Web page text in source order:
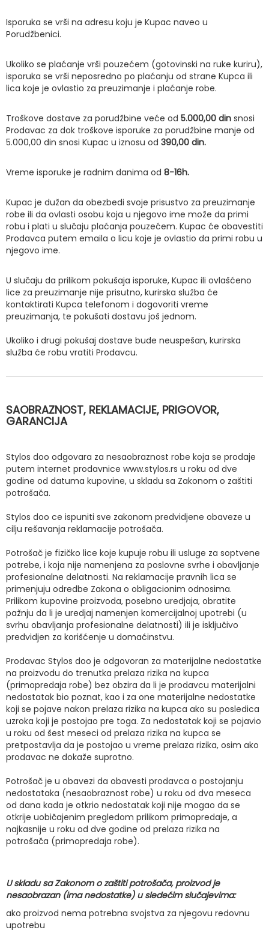
Isporuka se vrši na adresu koju je Kupac naveo u
Porudžbenici.
Ukoliko se plaćanje vrši pouzećem (gotovinski na ruke kuriru),
isporuka se vrši neposredno po plaćanju od strane Kupca ili
lica koje je ovlastio za preuzimanje i plaćanje robe.
Troškove dostave za porudžbine veće od 5.000,00 din snosi
Prodavac za dok troškove isporuke za porudžbine manje od
5.000,00 din snosi Kupac u iznosu od 390,00 din.
Vreme isporuke je radnim danima od 8-16h.
Kupac je dužan da obezbedi svoje prisustvo za preuzimanje
robe ili da ovlasti osobu koja u njegovo ime može da primi
robu i plati u slučaju plaćanja pouzećem. Kupac će obavestiti
Prodavca putem emaila o licu koje je ovlastio da primi robu u
njegovo ime.
U slučaju da prilikom pokušaja isporuke, Kupac ili ovlašćeno
lice za preuzimanje nije prisutno, kurirska služba će
kontaktirati Kupca telefonom i dogovoriti vreme
preuzimanja, te pokušati dostavu još jednom.
Ukoliko i drugi pokušaj dostave bude neuspešan, kurirska
služba će robu vratiti Prodavcu.
SAOBRAZNOST, REKLAMACIJE, PRIGOVOR,
GARANCIJA
Stylos doo odgovara za nesaobraznost robe koja se prodaje
putem internet prodavnice www.stylos.rs u roku od dve
godine od datuma kupovine, u skladu sa Zakonom o zaštiti
potrošača.
Stylos doo ce ispuniti sve zakonom predvidjene obaveze u
cilju rešavanja reklamacije potrošača.
Potrošač je fizičko lice koje kupuje robu ili usluge za soptvene
potrebe, i koja nije namenjena za poslovne svrhe i obavljanje
profesionalne delatnosti. Na reklamacije pravnih lica se
primenjuju odredbe Zakona o obligacionim odnosima.
Prilikom kupovine proizvoda, posebno uredjaja, obratite
pažnju da li je uredjaj namenjen komercijalnoj upotrebi (u
svrhu obavljanja profesionalne delatnosti) ili je isključivo
predvidjen za korišćenje u domaćinstvu.
Prodavac Stylos doo je odgovoran za materijalne nedostatke
na proizvodu do trenutka prelaza rizika na kupca
(primopredaja robe) bez obzira da li je prodavcu materijalni
nedostatak bio poznat, kao i za one materijalne nedostatke
koji se pojave nakon prelaza rizika na kupca ako su posledica
uzroka koji je postojao pre toga. Za nedostatak koji se pojavio
u roku od šest meseci od prelaza rizika na kupca se
pretpostavlja da je postojao u vreme prelaza rizika, osim ako
prodavac ne dokaže suprotno.
Potrošač je u obavezi da obavesti prodavca o postojanju
nedostataka (nesaobraznost robe) u roku od dva meseca
od dana kada je otkrio nedostatak koji nije mogao da se
otkrije uobičajenim pregledom prilikom primopredaje, a
najkasnije u roku od dve godine od prelaza rizika na
potrošača (primopredaja robe).
U skladu sa Zakonom o zaštiti potrošača, proizvod je
nesaobrazan (ima nedostatke) u sledećim slučajevima:
ako proizvod nema potrebna svojstva za njegovu redovnu
upotrebu